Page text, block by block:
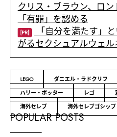
クリス・ブラウン、ロ
「有罪」を認める
[PR] 「自分を満たす」
がるセクシュアルウェ
LEGO ダニエル・ラドクリフ
ハリー・ポッター
レゴ
海外セレブ
海外セレブゴシップ
POPULAR POSTS